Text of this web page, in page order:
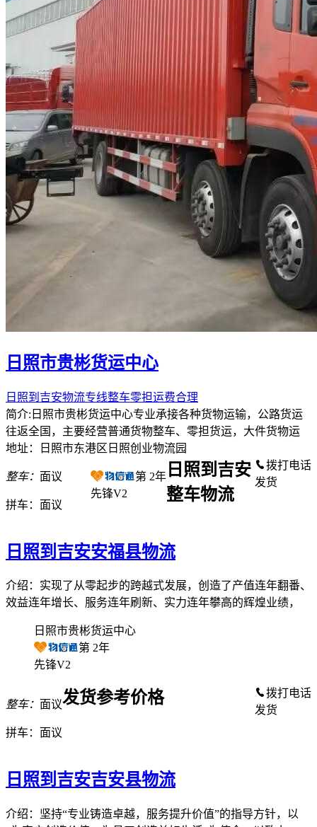
日照市贵彬货运中心
日照到吉安物流专线整车零担运费合理
简介:日照市贵彬货运中心专业承接各种货物运输，公路货运
往返全国，主要经营普通货物整车、零担货运，大件货物运
地址：日照市东港区日照创业物流园
整车： 面议
拼车： 面议
第 2年
先锋V2
拨打电话
发货
日照到吉安安福县物流
介绍：实现了从零起步的跨越式发展，创造了产值连年翻番、
效益连年增长、服务连年刷新、实力连年攀高的辉煌业绩，
日照市贵彬货运中心
第 2年
先锋V2
整车： 面议
拼车： 面议
拨打电话
发货
日照到吉安吉安县物流
介绍：坚持“专业铸造卓越，服务提升价值”的指导方针，以
日照到吉安
整车物流
发货参考价格